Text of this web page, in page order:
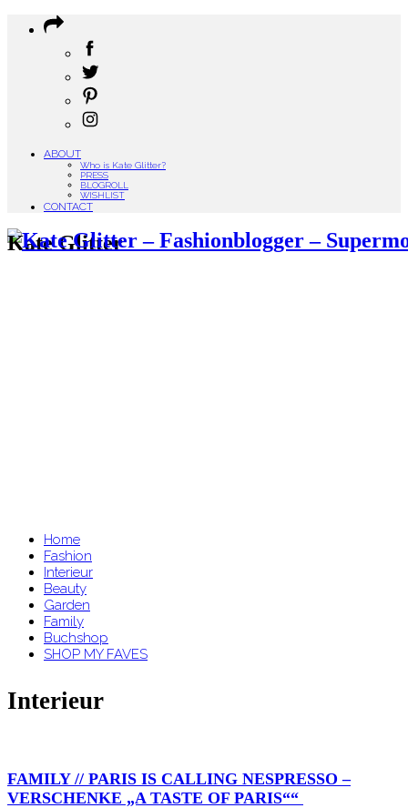
ABOUT
Who is Kate Glitter?
PRESS
BLOGROLL
WISHLIST
CONTACT
Kate Glitter
Home
Fashion
Interieur
Beauty
Garden
Family
Buchshop
SHOP MY FAVES
Interieur
FAMILY // PARIS IS CALLING NESPRESSO –
VERSCHENKE „A TASTE OF PARIS““